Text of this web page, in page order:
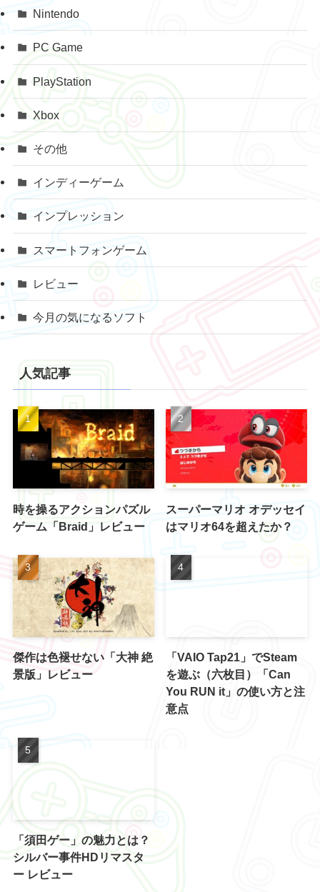
Nintendo
PC Game
PlayStation
Xbox
その他
インディーゲーム
インプレッション
スマートフォンゲーム
レビュー
今月の気になるソフト
人気記事
時を操るアクションパズル
ゲーム「Braid」レビュー
スーパーマリオ オデッセイ
はマリオ64を超えたか？
傑作は色褪せない「大神 絶
景版」レビュー
「VAIO Tap21」でSteam
を遊ぶ（六枚目）「Can
You RUN it」の使い方と注
意点
「須田ゲー」の魅力とは？
シルバー事件HDリマスタ
ー レビュー